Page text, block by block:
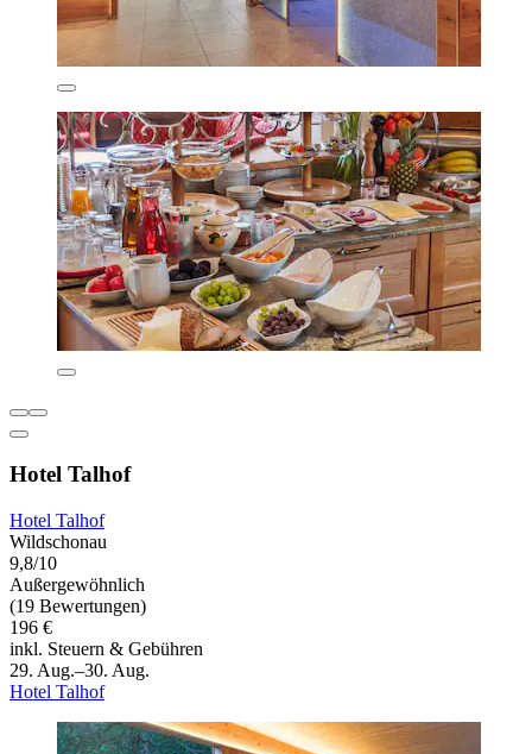
Hotel Talhof
Hotel Talhof
Wildschonau
9,8/10
Außergewöhnlich
(19 Bewertungen)
196 €
inkl. Steuern & Gebühren
29. Aug.–30. Aug.
Hotel Talhof